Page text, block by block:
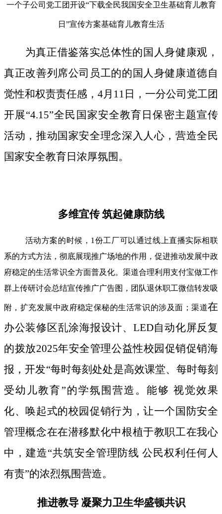
一个子公司党工团开设“下载全民我国安全卫生基础育儿教育
日”宣传方案基础育儿教育生活
为真正借鉴落实总体性的国人身健康观，
真正改善列席公司员工的的国人身健康道德自
觉性和权责责任感，4月11日，一分公司党工团
开展“4.15”全民国家安全教育日保密主题宣传
活动，推动国家安全理念深入人心，营造全民
国家安全教育日浓厚氛围。
多维宜传 筑起健康防线
活动方案的时候，1份工厂可以通过线上直播实际相联
系的方式方法，彻底展现推广场地的作用，促进推动发展中政
府稳定的生活常识全方面普及化。渠道合理利用支付宝做工作
群上传研讨会总结宣传推广广告图，团队退休职工微信转发吸
附，扩充发展中政府稳定保秘的生活常识的涉及面；渠道在
办公装修区乱涂海报设计、LED自动化屏反复
的拨放2025年安全管理公益性校园促销促销海
报，开发“每时每刻处处是高效课堂、每时每刻
受幼儿教育”的学氛围营造。能够 视觉效果
化、唤起式的校园促销行为，让一个国防安全
管理概念在在潜移默化中根植于教职工在我心
中，建造“共筑安全管理防线 公民权利任何人
有责”的浓烈氛围营造。
推进教导 凝聚力卫生华盛顿共识